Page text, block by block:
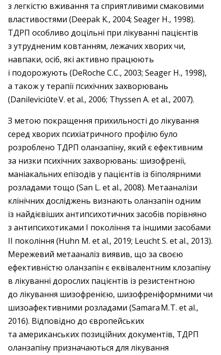
з легкістю вживання та сприятливими смаковими
властивостями (Deepak K., 2004; Seager H., 1998).
ТДРП особливо доцільні при лікуванні пацієнтів
з утрудненим ковтанням, лежачих хворих чи,
навпаки, осіб, які активно працюють
і подорожують (DeRoche C.C., 2003; Seager H., 1998),
а також у терапії психічних захворювань
(Danileviciūte V. et al., 2006; Thyssen A. et al., 2007).
З метою покращення прихильності до лікування
серед хворих психіатричного профілю було
розроблено ТДРП оланзапіну, який є ефективним
за низки психічних захворювань: шизофренії,
маніакальних епізодів у пацієнтів із біполярними
розладами тощо (San L. et al., 2008). Метааналізи
клінічних досліджень визнають оланзапін одним
із найдієвіших антипсихотичних засобів порівняно
з антипсихотиками І покоління та іншими засобами
ІІ покоління (Huhn M. et al., 2019; Leucht S. et al., 2013).
Мережевий метааналіз виявив, що за своєю
ефективністю оланзапін є еквівалентним клозапіну
в лікуванні дорослих пацієнтів із резистентною
до лікування шизофренією, шизофреніформними чи
шизоафективними розладами (Samara M. T. et al.,
2016). Відповідно до європейських
та американських позиційних документів, ТДРП
оланзапіну призначаються для лікування